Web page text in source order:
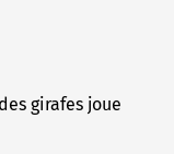
girafes joue